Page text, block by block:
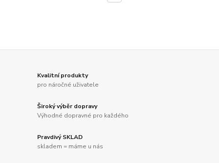
Kvalitní produkty
pro náročné uživatele
Široký výběr dopravy
Výhodné dopravné pro každého
Pravdivý SKLAD
skladem = máme u nás